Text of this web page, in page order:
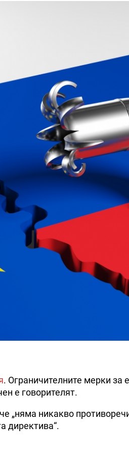
. Ограничителните мерки за
е говорителят.
„няма никакво
директива“.